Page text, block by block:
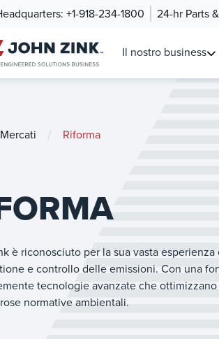
+1-918-234-1800 24-hr Parts
Il nostro business
Mercati / Riforma
è riconosciuto per la sua vasta
e controllo delle emissioni. Con una
tecnologie avanzate che
normative ambientali.